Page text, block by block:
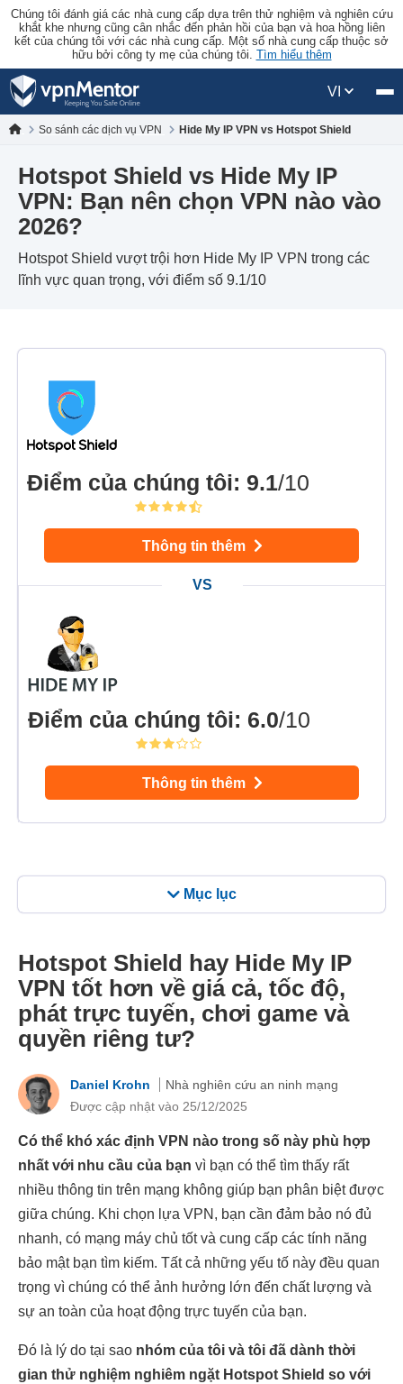
Chúng tôi đánh giá các nhà cung cấp dựa trên thử nghiệm và nghiên cứu
khắt khe nhưng cũng cân nhắc đến phản hồi của bạn và hoa hồng liên
kết của chúng tôi với các nhà cung cấp. Một số nhà cung cấp thuộc sở
hữu bởi công ty mẹ của chúng tôi. Tìm hiểu thêm
VI
So sánh các dịch vụ VPN Hide My IP VPN vs Hotspot Shield
Hotspot Shield vs Hide My IP
VPN: Bạn nên chọn VPN nào vào
2026?
Hotspot Shield vượt trội hơn Hide My IP VPN trong các
lĩnh vực quan trọng, với điểm số 9.1/10
Mục lục
Điểm của chúng tôi: 9.1/10
Thông tin thêm
Điểm của chúng tôi: 6.0/10
Thông tin thêm
Hotspot Shield hay Hide My IP
VPN tốt hơn về giá cả, tốc độ,
phát trực tuyến, chơi game và
quyền riêng tư?
Daniel Krohn
Nhà nghiên cứu an ninh mạng
Được cập nhật vào 25/12/2025
Có thể khó xác định VPN nào trong số này phù hợp
nhất với nhu cầu của bạn vì bạn có thể tìm thấy rất
nhiều thông tin trên mạng không giúp bạn phân biệt được
giữa chúng. Khi chọn lựa VPN, bạn cần đảm bảo nó đủ
nhanh, có mạng máy chủ tốt và cung cấp các tính năng
bảo mật bạn tìm kiếm. Tất cả những yếu tố này đều quan
trọng vì chúng có thể ảnh hưởng lớn đến chất lượng và
sự an toàn của hoạt động trực tuyến của bạn.
Đó là lý do tại sao nhóm của tôi và tôi đã dành thời
gian thử nghiệm nghiêm ngặt Hotspot Shield so với